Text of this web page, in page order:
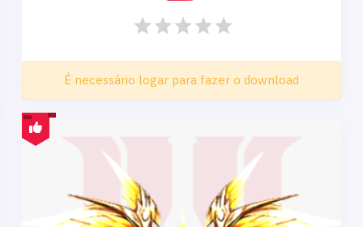
É necessário logar para fazer o download